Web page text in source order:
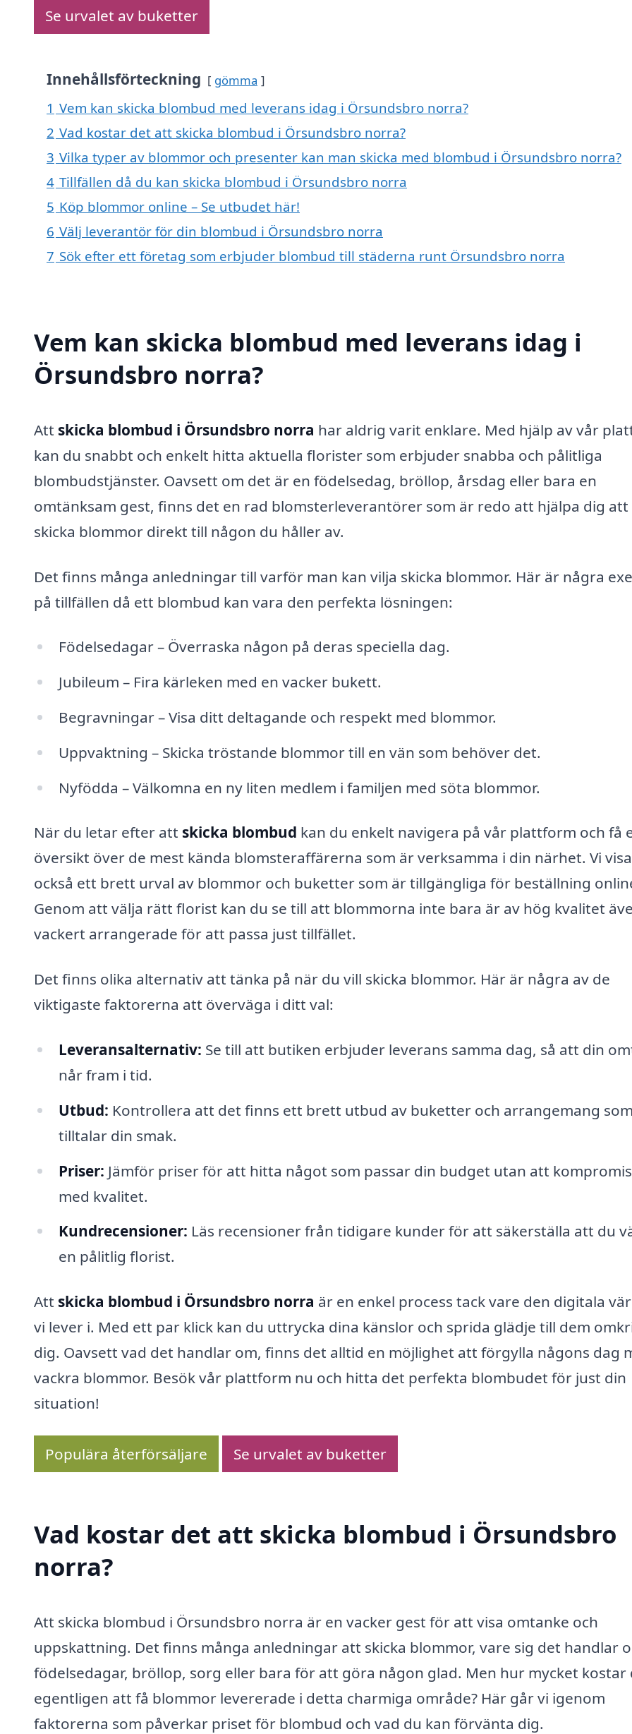
Se urvalet av buketter
Innehållsförteckning gömma
1 Vem kan skicka blombud med leverans idag i Örsundsbro norra?
2 Vad kostar det att skicka blombud i Örsundsbro norra?
3 Vilka typer av blommor och presenter kan man skicka med blombud i Örsundsbro norra?
4 Tillfällen då du kan skicka blombud i Örsundsbro norra
5 Köp blommor online – Se utbudet här!
6 Välj leverantör för din blombud i Örsundsbro norra
7 Sök efter ett företag som erbjuder blombud till städerna runt Örsundsbro norra
Vem kan skicka blombud med leverans idag i
Örsundsbro norra?
Att skicka blombud i Örsundsbro norra har aldrig varit enklare. Med hjälp av vår
kan du snabbt och enkelt hitta aktuella florister som erbjuder snabba och pålitliga
blombudstjänster. Oavsett om det är en födelsedag, bröllop, årsdag eller bara en
omtänksam gest, finns det en rad blomsterleverantörer som är redo att hjälpa dig att
skicka blommor direkt till någon du håller av.
Det finns många anledningar till varför man kan vilja skicka blommor. Här är några
på tillfällen då ett blombud kan vara den perfekta lösningen:
Födelsedagar – Överraska någon på deras speciella dag.
Jubileum – Fira kärleken med en vacker bukett.
Begravningar – Visa ditt deltagande och respekt med blommor.
Uppvaktning – Skicka tröstande blommor till en vän som behöver det.
Nyfödda – Välkomna en ny liten medlem i familjen med söta blommor.
När du letar efter att skicka blombud kan du enkelt navigera på vår plattform och få
översikt över de mest kända blomsteraffärerna som är verksamma i din närhet. Vi
också ett brett urval av blommor och buketter som är tillgängliga för beställning
Genom att välja rätt florist kan du se till att blommorna inte bara är av hög kvalitet
vackert arrangerade för att passa just tillfället.
Det finns olika alternativ att tänka på när du vill skicka blommor. Här är några av de
viktigaste faktorerna att överväga i ditt val:
Leveransalternativ: Se till att butiken erbjuder leverans samma dag, så att din
når fram i tid.
Utbud: Kontrollera att det finns ett brett utbud av buketter och arrangemang som
tilltalar din smak.
Priser: Jämför priser för att hitta något som passar din budget utan att
med kvalitet.
Kundrecensioner: Läs recensioner från tidigare kunder för att säkerställa att du
en pålitlig florist.
Att skicka blombud i Örsundsbro norra är en enkel process tack vare den digitala
vi lever i. Med ett par klick kan du uttrycka dina känslor och sprida glädje till dem
dig. Oavsett vad det handlar om, finns det alltid en möjlighet att förgylla någons dag
vackra blommor. Besök vår plattform nu och hitta det perfekta blombudet för just din
situation!
Populära återförsäljare Se urvalet av buketter
Vad kostar det att skicka blombud i Örsundsbro
norra?
Att skicka blombud i Örsundsbro norra är en vacker gest för att visa omtanke och
uppskattning. Det finns många anledningar att skicka blommor, vare sig det handlar
födelsedagar, bröllop, sorg eller bara för att göra någon glad. Men hur mycket kostar
egentligen att få blommor levererade i detta charmiga område? Här går vi igenom
faktorerna som påverkar priset för blombud och vad du kan förvänta dig.